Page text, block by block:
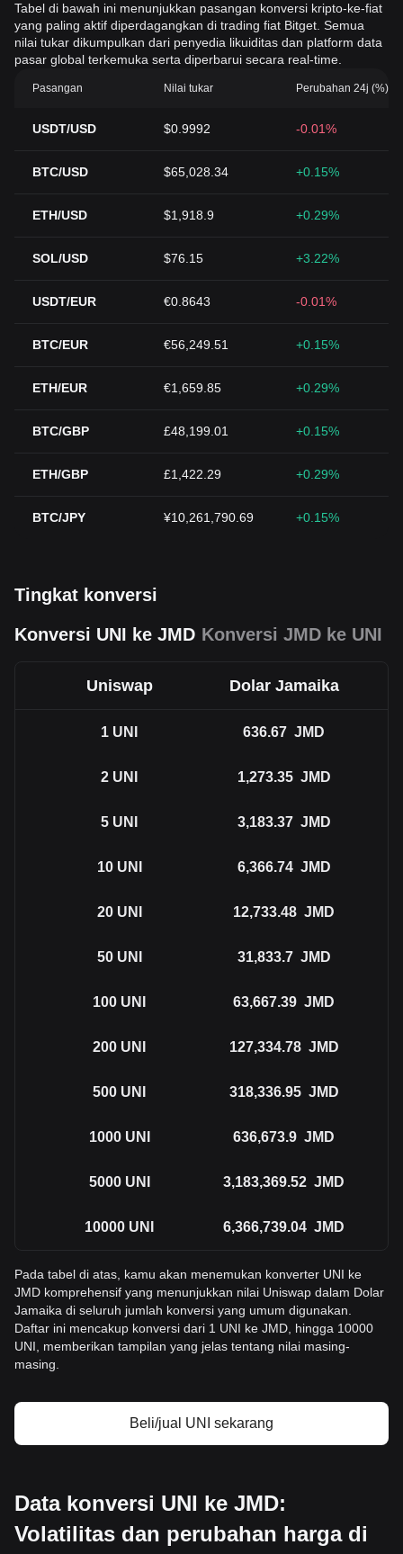
Tabel di bawah ini menunjukkan pasangan konversi kripto-ke-fiat
yang paling aktif diperdagangkan di trading fiat Bitget. Semua
nilai tukar dikumpulkan dari penyedia likuiditas dan platform data
pasar global terkemuka serta diperbarui secara real-time.
Pasangan Nilai tukar Perubahan 24j (%)
USDT/USD $0.9992 -0.01%
BTC/USD $65,028.34 +0.15%
ETH/USD $1,918.9 +0.29%
SOL/USD $76.15 +3.22%
USDT/EUR €0.8643 -0.01%
BTC/EUR €56,249.51 +0.15%
ETH/EUR €1,659.85 +0.29%
BTC/GBP £48,199.01 +0.15%
ETH/GBP £1,422.29 +0.29%
BTC/JPY ¥10,261,790.69 +0.15%
Tingkat konversi
Konversi UNI ke JMD Konversi JMD ke UNI
Uniswap Dolar Jamaika
1 UNI 636.67 JMD
2 UNI 1,273.35 JMD
5 UNI 3,183.37 JMD
10 UNI 6,366.74 JMD
20 UNI 12,733.48 JMD
50 UNI 31,833.7 JMD
100 UNI 63,667.39 JMD
200 UNI 127,334.78 JMD
500 UNI 318,336.95 JMD
1000 UNI 636,673.9 JMD
5000 UNI 3,183,369.52 JMD
10000 UNI 6,366,739.04 JMD
Pada tabel di atas, kamu akan menemukan konverter UNI ke
JMD komprehensif yang menunjukkan nilai Uniswap dalam Dolar
Jamaika di seluruh jumlah konversi yang umum digunakan.
Daftar ini mencakup konversi dari 1 UNI ke JMD, hingga 10000
UNI, memberikan tampilan yang jelas tentang nilai masing-
masing.
Beli/jual UNI sekarang
Data konversi UNI ke JMD:
Volatilitas dan perubahan harga di